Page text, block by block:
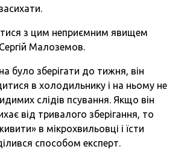
з цим неприємним явищем
Малоземов.
було зберігати до тижня, він
в холодильнику і на ньому не
слідів псування. Якщо він
від тривалого зберігання, то
в мікрохвильовці і їсти
способом експерт.